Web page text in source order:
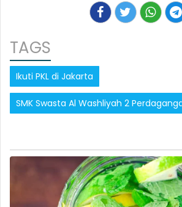
TAGS
Ikuti PKL di Jakarta
SMK Swasta Al Washliyah 2